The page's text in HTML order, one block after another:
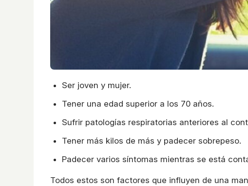
Ser joven y mujer.
Tener una edad superior a los 70 años.
Sufrir patologías respiratorias anteriores al
Tener más kilos de más y padecer sobrepeso.
Padecer varios síntomas mientras se está
Todos estos son factores que influyen de una